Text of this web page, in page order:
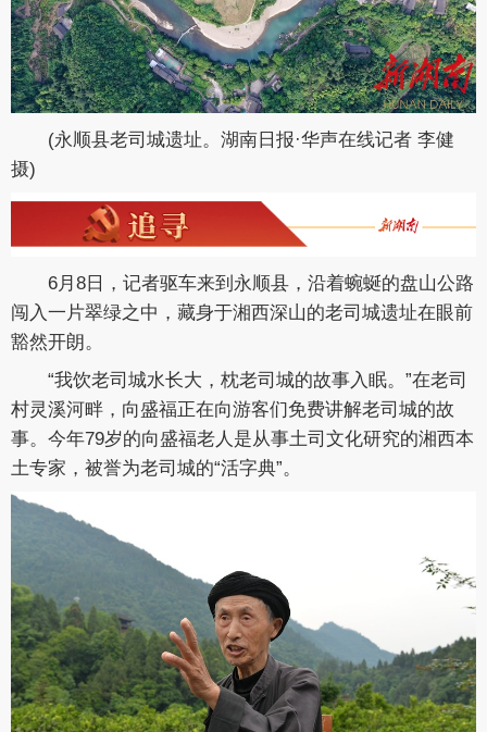
(永顺县老司城遗址。湖南日报·华声在线记者 李健
摄)
6月8日，记者驱车来到永顺县，沿着蜿蜒的盘山公路
闯入一片翠绿之中，藏身于湘西深山的老司城遗址在眼前
豁然开朗。
“我饮老司城水长大，枕老司城的故事入眠。”在老司
村灵溪河畔，向盛福正在向游客们免费讲解老司城的故
事。今年79岁的向盛福老人是从事土司文化研究的湘西本
土专家，被誉为老司城的“活字典”。